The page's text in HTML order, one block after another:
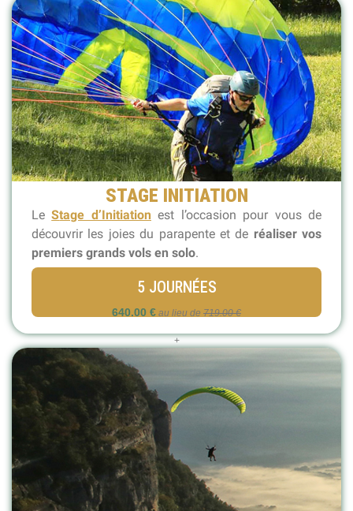
STAGE INITIATION
LeStage d’Initiation est l’occasion pour vous de
découvrir les joies du parapente et de réaliser vos
premiers grands vols en solo.
5 JOURNÉES
640.00 € au lieu de 719.00 €
+